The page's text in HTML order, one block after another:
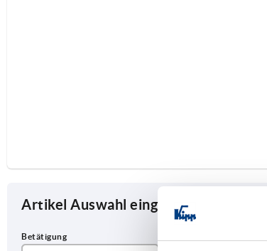
Artikel Auswahl eingrenzen